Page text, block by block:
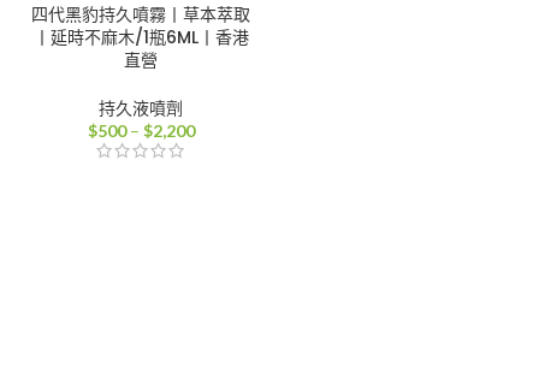
四代黑豹持久噴霧丨草本萃取
丨延時不麻木/1瓶6ML丨香港
直營
持久液噴劑
$500 – $2,200價